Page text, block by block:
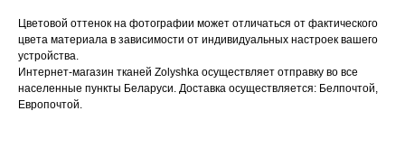
Цветовой оттенок на фотографии может отличаться от фактического
цвета материала в зависимости от индивидуальных настроек вашего
устройства.
Интернет-магазин тканей Zolyshka осуществляет отправку во все
населенные пункты Беларуси. Доставка осуществляется: Белпочтой,
Европочтой.